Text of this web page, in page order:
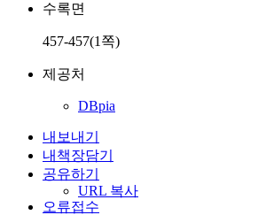
수록면
457-457(1쪽)
제공처
DBpia
내보내기
내책장담기
공유하기
URL 복사
오류접수